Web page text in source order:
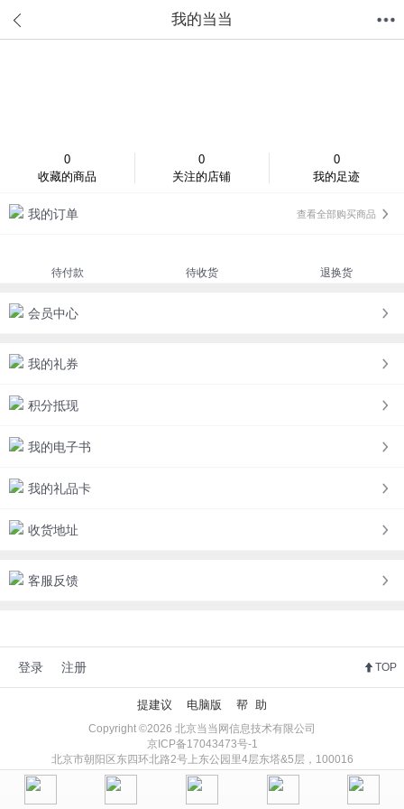
我的当当
0
收藏的商品
0
关注的店铺
0
我的足迹
我的订单 查看全部购买商品
待付款 待收货 退换货
会员中心
我的礼券
积分抵现
我的电子书
我的礼品卡
收货地址
客服反馈
登录 注册 TOP
提建议 电脑版 帮 助
Copyright ©2026 北京当当网信息技术有限公司
京ICP备17043473号-1
北京市朝阳区东四环北路2号上东公园里4层东塔&5层，100016